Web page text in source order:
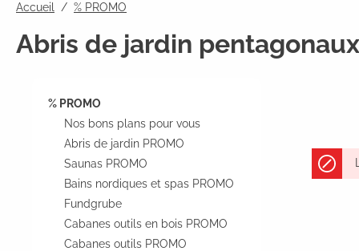
Accueil % PROMO
Abris de jardin pentagonaux
% PROMO
Nos bons plans pour vous
Abris de jardin PROMO
Saunas PROMO
Bains nordiques et spas PROMO
Fundgrube
Cabanes outils en bois PROMO
Cabanes outils PROMO